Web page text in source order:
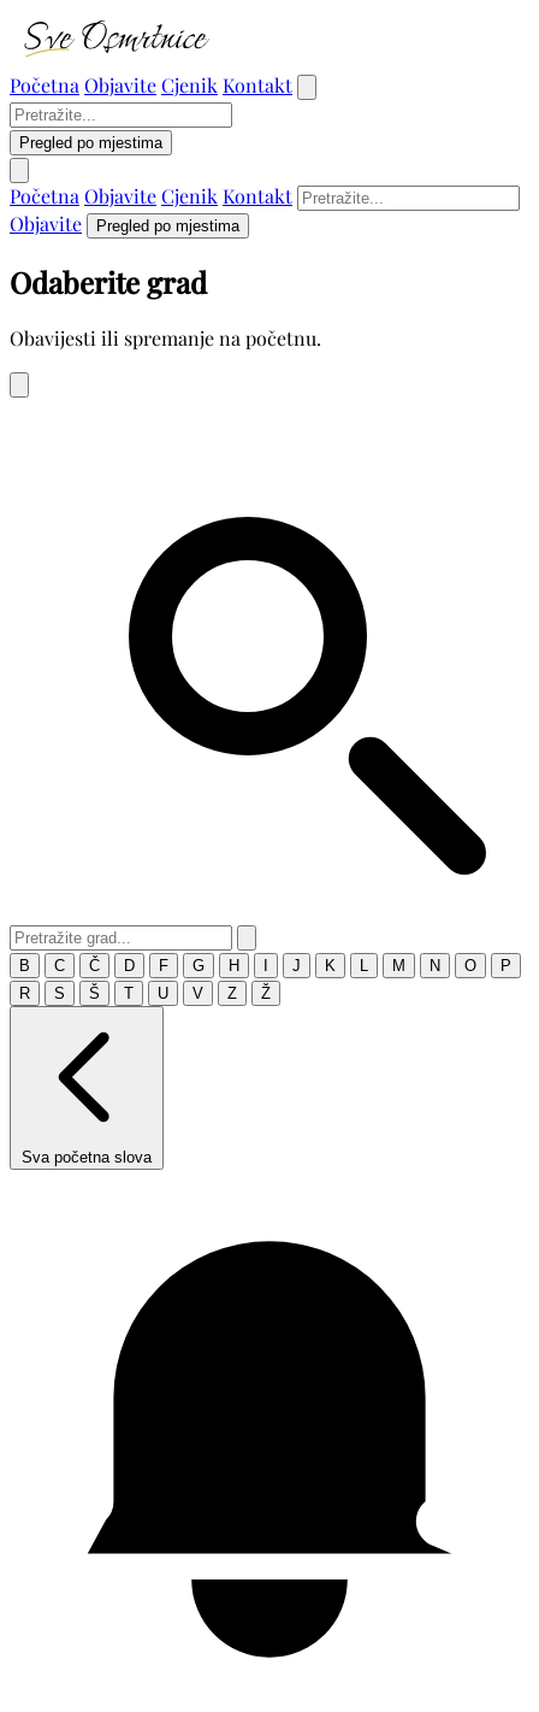
Početna ObjaviteCjenik Kontakt
Pregled po mjestima
Početna ObjaviteCjenik Kontakt
Objavite
Pregled po mjestima
Odaberite grad
Obavijesti ili spremanje na početnu.
B C Č D F G H J K M N O
P
R
S Š T U V Z Ž
Sva početna slova